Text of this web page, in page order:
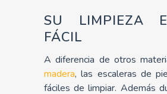
SU LIMPIEZA
FÁCIL
A diferencia de otros
madera, las escaleras de
fáciles de limpiar. Además